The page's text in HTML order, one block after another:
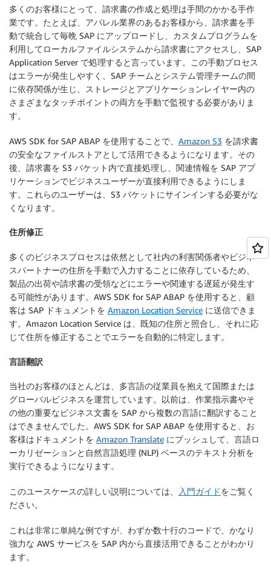
多くのお客様にとって、請求書の作成と処理は手間のかかる手作
業です。たとえば、アパレル業界のあるお客様から、請求書を手
動で統合して毎晩 SAP にアップロードし、カスタムプログラムを
利用してローカルファイルシステムから請求書にアクセスし、SAP
Application Server で処理すると言っています。この手動プロセス
はエラーが発生しやすく、SAP チームとシステム管理チームの間
に依存関係が生じ、ストレージとアプリケーションレイヤー内の
さまざまなタッチポイントの両方を手動で監視する必要がありま
す。
AWS SDK for SAP ABAP を使用することで、 Amazon S3 を請求書
の安全なファイルストアとして活用できるようになります。その
後、請求書を S3 バケット内で直接処理し、関連情報を SAP アプ
リケーションでビジネスユーザーが直接利用できるようにしま
す。これらのユーザーは、S3 バケットにサインインする必要がな
くなります。
住所修正
多くのビジネスプロセスは依然として社内の利害関係者やビジネ
スパートナーの住所を手動で入力することに依存しているため、
製品の出荷や請求書の受領などにエラーや関連する遅延が発生す
る可能性があります。AWS SDK for SAP ABAP を使用すると、顧
客は SAP ドキュメントを Amazon Location Service に送信できま
す。Amazon Location Service は、既知の住所と照合し、それに応
じて住所を修正することでエラーを自動的に特定します。
言語翻訳
当社のお客様のほとんどは、多言語の従業員を抱えて国際または
グローバルビジネスを運営しています。以前は、作業指示書やそ
の他の重要なビジネス文書を SAP から複数の言語に翻訳すること
はできませんでした。AWS SDK for SAP ABAP を使用すると、お
客様はドキュメントを Amazon Translate にプッシュして、言語ロ
ーカリゼーションと自然言語処理 (NLP) ベースのテキスト分析を
実行できるようになります。
このユースケースの詳しい説明については、 入門ガイドをご覧く
ださい。
これは非常に単純な例ですが、わずか数十行のコードで、かなり
強力な AWS サービスを SAP 内から直接活用できることがわかり
ます。